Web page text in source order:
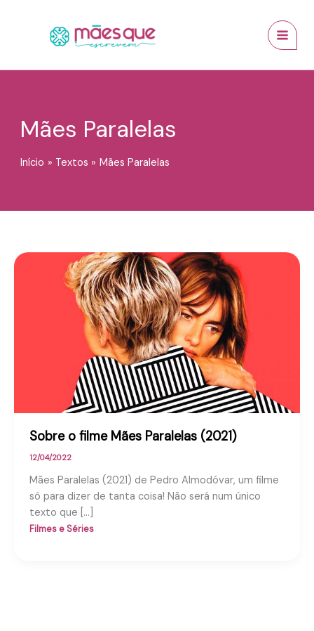
Mães Paralelas
Início Textos Mães Paralelas
Sobre o filme Mães Paralelas (2021)
12/04/2022
Mães Paralelas (2021) de Pedro Almodóvar, um filme
só para dizer de tanta coisa! Não será num único
texto que […]
Filmes e Séries